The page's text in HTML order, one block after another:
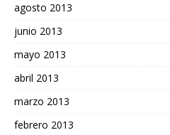
agosto 2013
junio 2013
mayo 2013
abril 2013
marzo 2013
febrero 2013